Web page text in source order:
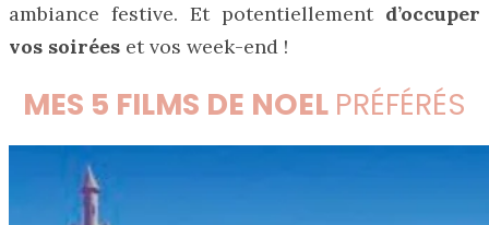
ambiance festive. Et potentiellementd’occuper
vos soirées et vos week-end !
MES 5 FILMS DE NOEL PRÉFÉRÉS